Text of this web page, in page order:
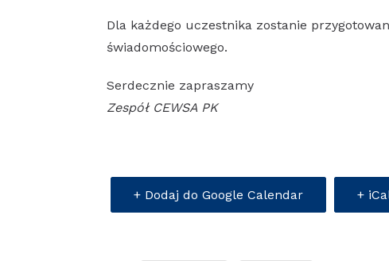
Dla każdego uczestnika zostanie
świadomościowego.
Serdecznie zapraszamy
Zespół CEWSA PK
+ Dodaj do Google Calendar +